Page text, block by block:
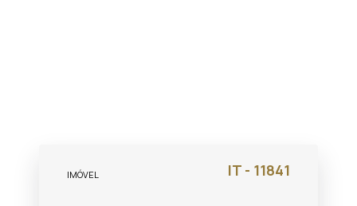
IMÓVEL IT - 11841